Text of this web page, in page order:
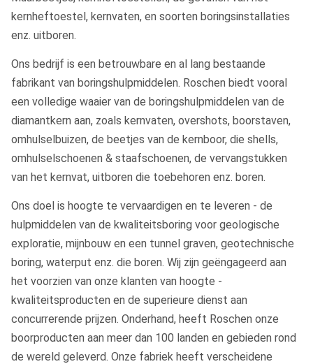
kernheftoestel, kernvaten, en soorten boringsinstallaties
enz. uitboren.
Ons bedrijf is een betrouwbare en al lang bestaande
fabrikant van boringshulpmiddelen. Roschen biedt vooral
een volledige waaier van de boringshulpmiddelen van de
diamantkern aan, zoals kernvaten, overshots, boorstaven,
omhulselbuizen, de beetjes van de kernboor, die shells,
omhulselschoenen & staafschoenen, de vervangstukken
van het kernvat, uitboren die toebehoren enz. boren.
Ons doel is hoogte te vervaardigen en te leveren - de
hulpmiddelen van de kwaliteitsboring voor geologische
exploratie, mijnbouw en een tunnel graven, geotechnische
boring, waterput enz. die boren. Wij zijn geëngageerd aan
het voorzien van onze klanten van hoogte -
kwaliteitsproducten en de superieure dienst aan
concurrerende prijzen. Onderhand, heeft Roschen onze
boorproducten aan meer dan 100 landen en gebieden rond
de wereld geleverd. Onze fabriek heeft verscheidene